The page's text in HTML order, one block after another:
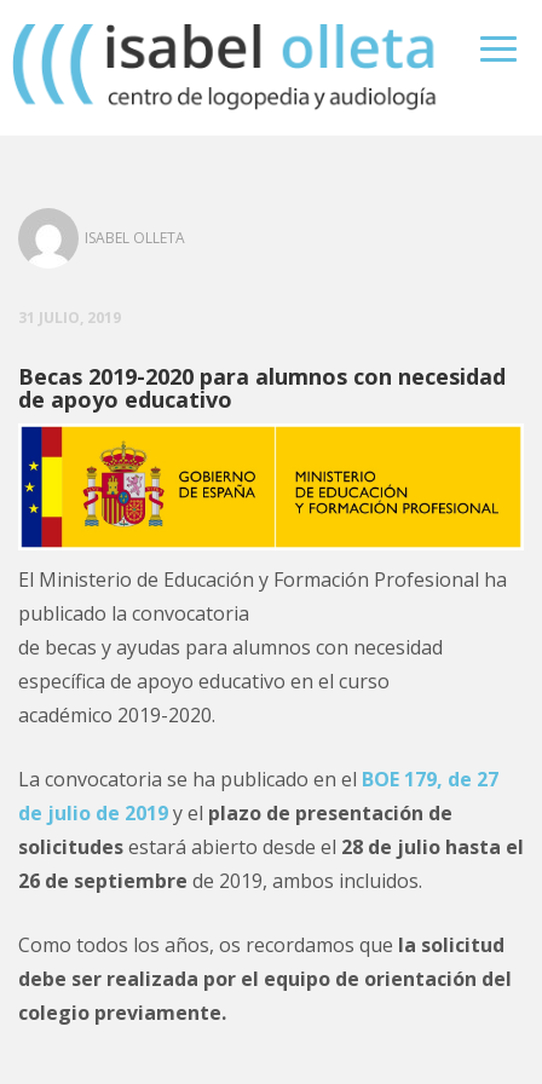
ISABEL OLLETA
31 JULIO, 2019
Becas 2019-2020 para alumnos con necesidad
de apoyo educativo
El Ministerio de Educación y Formación Profesional ha
publicado la convocatoria
de becas y ayudas para alumnos con necesidad
específica de apoyo educativo en el curso
académico 2019-2020.
La convocatoria se ha publicado en el BOE 179, de 27
de julio de 2019y el plazo de presentación de
solicitudesestará abierto desde el 28 de julio hasta el
26 de septiembre de 2019, ambos incluidos.
Como todos los años, os recordamos que la solicitud
debe ser realizada por el equipo de orientación del
colegio previamente.